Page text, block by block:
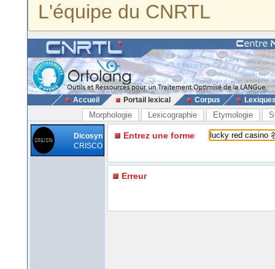
L'équipe du CNRTL
Accueil Portail lexical Corpus
Morphologie Lexicographie Etymologie
Dicosyn
CRISCO
Entrez une forme
Erreur